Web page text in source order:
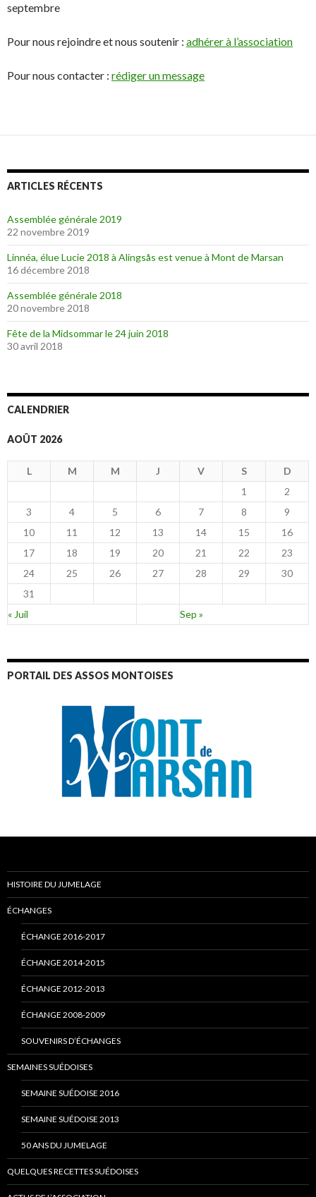
septembre
Pour nous rejoindre et nous soutenir : adhérer à l’association
Pour nous contacter : rédiger un message
ARTICLES RÉCENTS
Assemblée générale 2019
22 novembre 2019
Linnéa, élue Lucie 2018 à Alingsås est venue à Mont de Marsan
16 décembre 2018
Assemblée générale 2018
20 novembre 2018
Fête de la Midsommar le 24 juin 2018
30 avril 2018
CALENDRIER
AOÛT 2026
L M M J V S
D
1
2
3
4 5 6 7 8
9
10
11 12 13 14 15
16
17
18 19 20 21 22
23
24
25 26 27 28 29
30
31
« Juil
Sep »
PORTAIL DES ASSOS MONTOISES
HISTOIRE DU JUMELAGE
ÉCHANGES
ÉCHANGE 2016-2017
ÉCHANGE 2014-2015
ÉCHANGE 2012-2013
ÉCHANGE 2008-2009
SOUVENIRS D’ÉCHANGES
SEMAINES SUÉDOISES
SEMAINE SUÉDOISE 2016
SEMAINE SUÉDOISE 2013
50 ANS DU JUMELAGE
QUELQUES RECETTES SUÉDOISES